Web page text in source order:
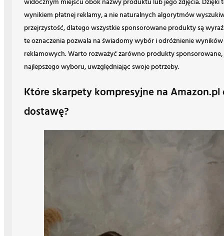
wynikiem płatnej reklamy, a nie naturalnych algorytmów
przejrzystość, dlatego wszystkie sponsorowane produkty są
te oznaczenia pozwala na świadomy wybór i odróżnienie
reklamowych. Warto rozważyć zarówno produkty
najlepszego wyboru, uwzględniając swoje potrzeby.
Które skarpety kompresyjne na
dostawę?